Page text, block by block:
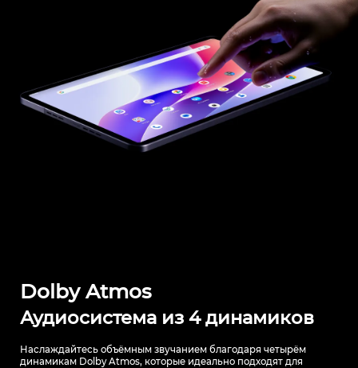
Dolby Atmos
Аудиосистема из 4 динамиков
Наслаждайтесь объёмным звучанием благодаря четырём
динамикам Dolby Atmos, которые идеально подходят для